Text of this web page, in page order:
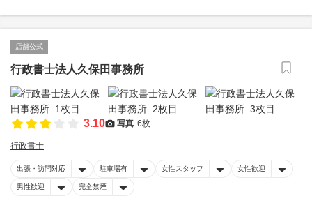
店舗公式
行政書士法人久保田事務所
3.10 写真 6枚
行政書士
出張・訪問対応 駐車場有 女性スタッフ 女性歓迎
男性歓迎 完全禁煙